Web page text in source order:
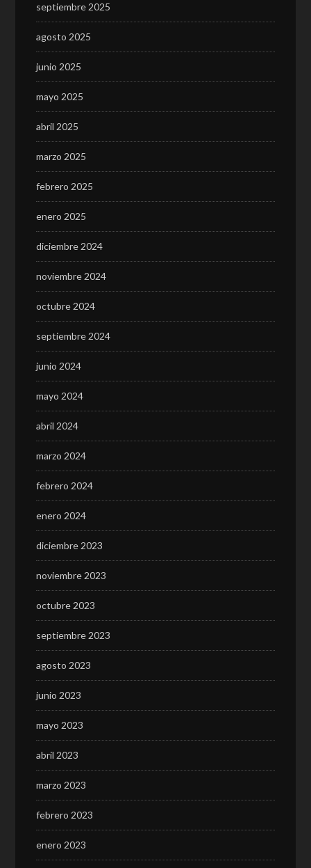
septiembre 2025
agosto 2025
junio 2025
mayo 2025
abril 2025
marzo 2025
febrero 2025
enero 2025
diciembre 2024
noviembre 2024
octubre 2024
septiembre 2024
junio 2024
mayo 2024
abril 2024
marzo 2024
febrero 2024
enero 2024
diciembre 2023
noviembre 2023
octubre 2023
septiembre 2023
agosto 2023
junio 2023
mayo 2023
abril 2023
marzo 2023
febrero 2023
enero 2023